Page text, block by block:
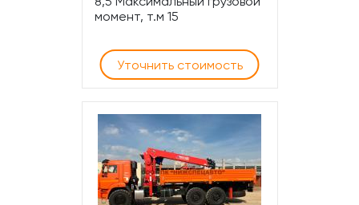
момент, т.м 15
Уточнить стоимость